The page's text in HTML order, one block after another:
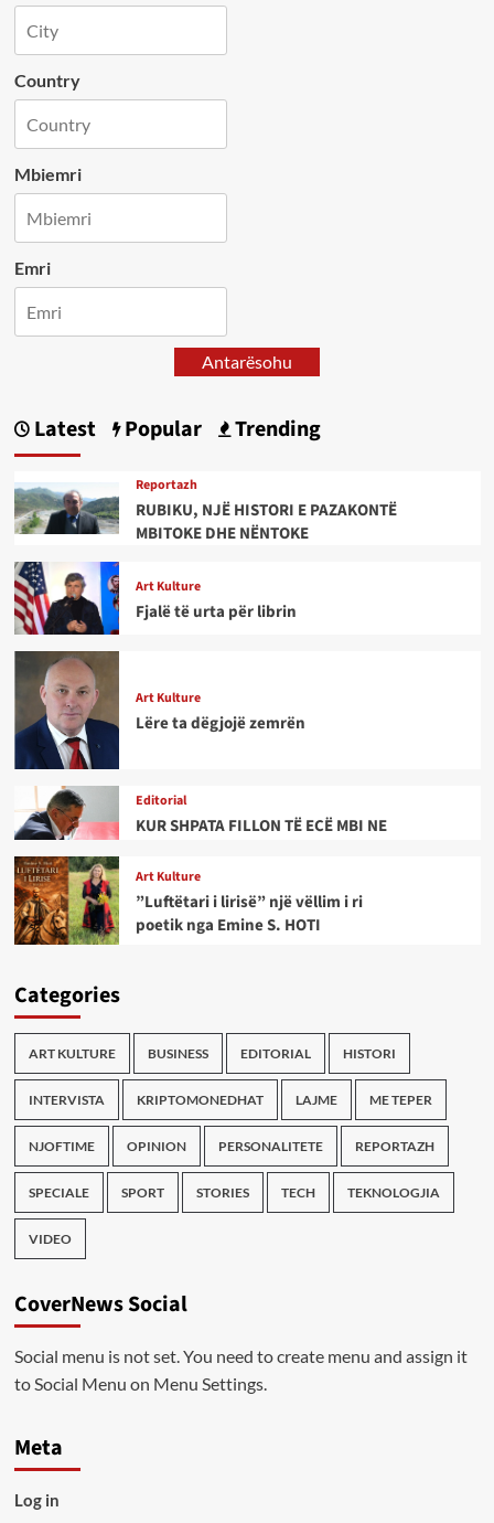
Country
Mbiemri
Emri
Antarësohu
Latest Popular Trending
Reportazh
RUBIKU, NJË HISTORI E PAZAKONTË
MBITOKE DHE NËNTOKE
Art Kulture
Fjalë të urta për librin
Art Kulture
Lëre ta dëgjojë zemrën
Editorial
KUR SHPATA FILLON TË ECË MBI NE
Art Kulture
”Luftëtari i lirisë” një vëllim i ri
poetik nga Emine S. HOTI
Categories
ART KULTURE BUSINESS EDITORIAL HISTORI
INTERVISTA KRIPTOMONEDHAT LAJME ME TEPER
NJOFTIME OPINION PERSONALITETE REPORTAZH
SPECIALE SPORT STORIES TECH TEKNOLOGJIA
VIDEO
CoverNews Social
Social menu is not set. You need to create menu and assign it
to Social Menu on Menu Settings.
Meta
Log in